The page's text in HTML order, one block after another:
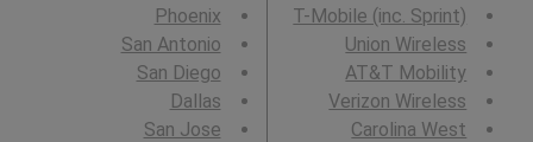
T-Mobile (inc. Sprint)
Union Wireless
AT&T Mobility
Verizon Wireless
Carolina West
Phoenix
San Antonio
San Diego
Dallas
San Jose